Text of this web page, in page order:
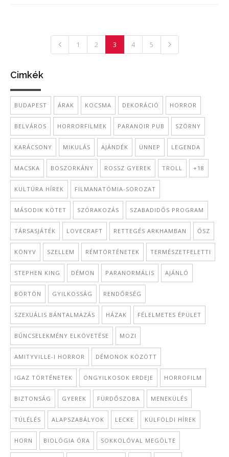
1 2 3 4 5
Cimkék
BUDAPEST ÁRAK KOCSMA DEKORÁCIÓ HORROR
BELVÁROS HORRORFILMEK PARANOIR PUB SZÖRNY
KARÁCSONY MIKULÁS AJÁNDÉK ÜNNEP LEGENDA
MACSKA BOSZORKÁNY ROSSZ GYEREK TROLL +18
KULTÚRA HÍREK FILMANATÓMIA-SOROZAT
MÁSODIK KÖTET SZÓRAKOZÁS SZABADIDŐS PROGRAM
TÁRSASJÁTÉK LOVECRAFT RETTEGÉS ARKHAMBAN ŐSZ
KÖNYV SZELLEM RÉMTÖRTÉNETEK TERMÉSZETFELETTI
STEPHEN KING DÉMON PARANORMÁLIS AJÁNLÓ
BÖRTÖN GYILKOSSÁG RENDŐRSÉG
SZEXUÁLIS BÁNTALMAZÁS HÁZAK FÉLELMETES ÉPÜLET
BŰNCSELEKMÉNY ELKÖVETÉSE MOZI
AMITYVILLE-I HORROR DÉMONOK KÖZÖTT
IGAZ TÖRTÉNETEK ÖNGYILKOSOK ERDEJE HORROFILM
BIZTONSÁG GYEREK FÜRDŐSZOBA MENEKÜLÉS
TÚLÉLÉS ALAPSZABÁLYOK LECKE KÜLFÖLDI HÍREK
HORN BIOLÓGIA ÓRA SOKKOLÓVAL MEGÖLTE